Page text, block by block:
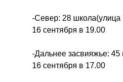
-Север: 28 школа(улица
16 сентября в 19.00
-Дальнее засвияжье:
16 сентября в 17.00